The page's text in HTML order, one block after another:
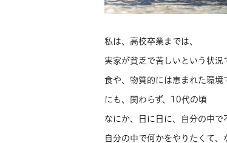
私は、高校卒業までは、
実家が貧乏で苦しいという状況
食や、物質的には恵まれた環境
にも、関わらず、10代の頃
なにか、日に日に、自分の中で
自分の中で何かをやりたくて、